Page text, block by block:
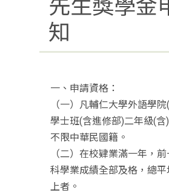
先生獎學金
知
一、申請資格：
（一）凡輔仁大學外語學
學士班(含進修部)二年級(含
不限中華民國籍。
（二）在校肄業滿一年，
科學業成績全部及格，總
上者。